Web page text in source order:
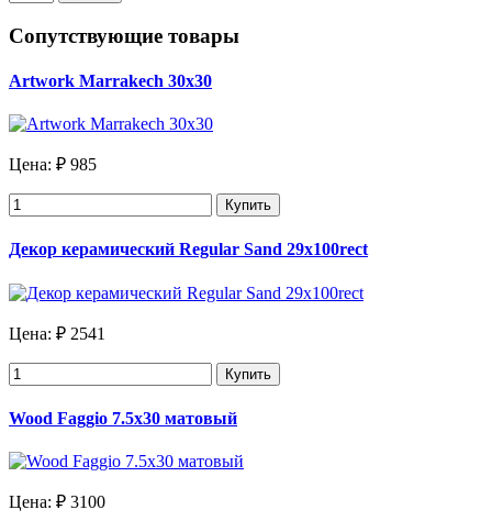
Сопутствующие товары
Artwork Marrakech 30х30
Цена: ₽ 985
Купить
Декор керамический Regular Sand 29x100rect
Цена: ₽ 2541
Купить
Wood Faggio 7.5х30 матовый
Цена: ₽ 3100